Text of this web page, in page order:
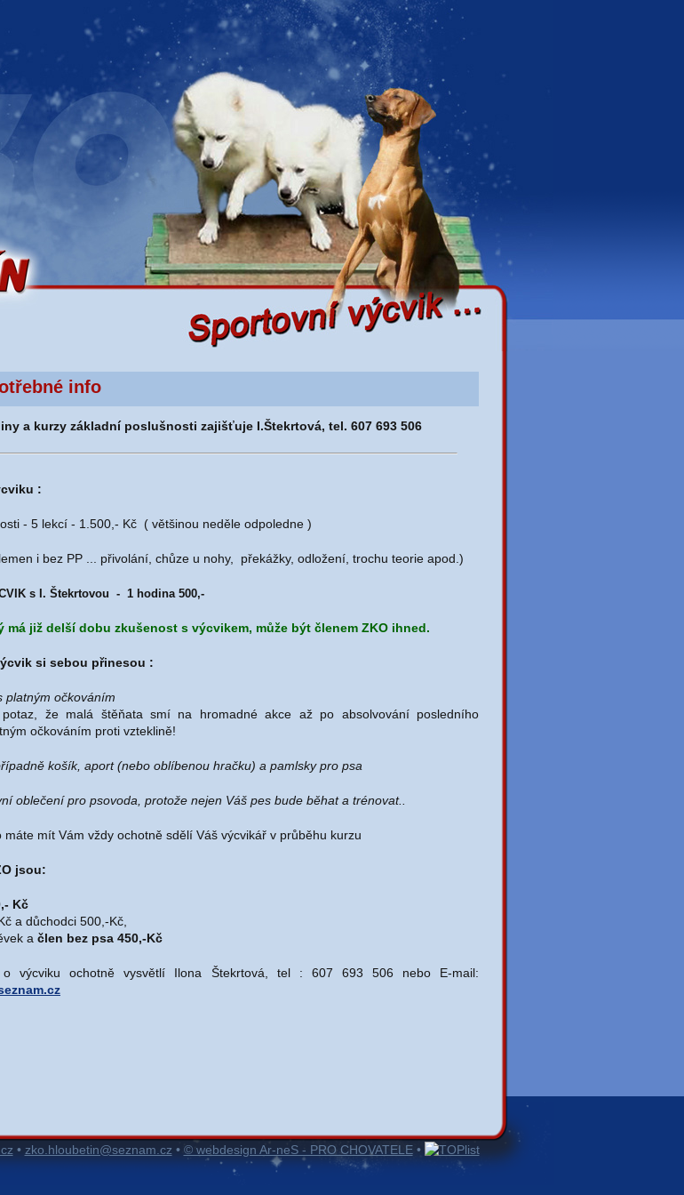
info
a kurzy základní poslušnosti zajišťuje I.Štekrtová, tel. 607 693 506
:
- 5 lekcí - 1.500,- Kč ( většinou neděle odpoledne )
i bez PP ... přivolání, chůze u nohy, překážky, odložení, trochu teorie apod.)
s I. Štekrtovou - 1 hodina 500,-
má již delší dobu zkušenost s výcvikem, může být členem ZKO ihned.
si sebou přinesou :
platným očkováním
že malá štěňata smí na hromadné akce až po absolvování posledního
očkováním proti vzteklině!
košík, aport (nebo oblíbenou hračku) a pamlsky pro psa
oblečení pro psovoda, protože nejen Váš pes bude běhat a trénovat..
máte mít Vám vždy ochotně sdělí Váš výcvikář v průběhu kurzu
jsou:
Kč
a důchodci 500,-Kč,
a člen bez psa 450,-Kč
o výcviku ochotně vysvětlí Ilona Štekrtová, tel : 607 693 506 nebo E-mail:
• zko.hloubetin@seznam.cz • © webdesign Ar-neS - PRO CHOVATELE•